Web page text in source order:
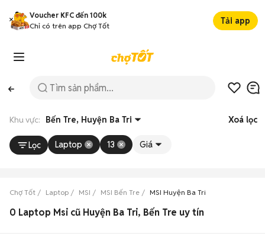
Voucher KFC đến 100k
Chỉ có trên app Chợ Tốt
Tải app
Khu vực: Bến Tre, Huyện Ba Tri Xoá lọc
Lọc Laptop 13 Giá
Chợ Tốt Laptop MSI MSI Bến Tre MSI Huyện Ba Tri
0 Laptop Msi cũ Huyện Ba Tri, Bến Tre uy tín